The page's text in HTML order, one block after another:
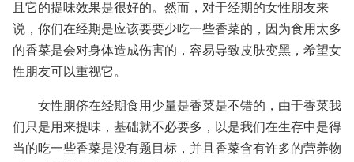
且它的提味效果是很好的。然而，对于经期的女性朋友来
说，你们在经期是应该要要少吃一些香菜的，因为食用太多
的香菜是会对身体造成伤害的，容易导致皮肤变黑，希望女
性朋友可以重视它。
女性朋侪在经期食用少量是香菜是不错的，由于香菜我
们只是用来提味，基础就不必要多，以是我们在生存中是得
当的吃一些香菜是没有题目标，并且香菜含有许多的营养物